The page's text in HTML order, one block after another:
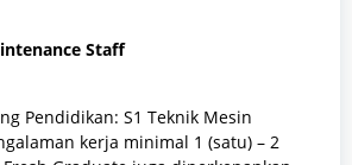
Staff
Pendidikan: S1 Teknik Mesin
kerja minimal 1 (satu) – 2